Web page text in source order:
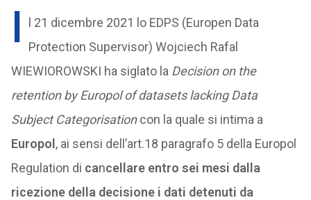
I
l 21 dicembre 2021 lo EDPS (Europen Data
Protection Supervisor) Wojciech Rafal
WIEWIOROWSKI ha siglato la Decision on the
retention by Europol of datasets lacking Data
Subject Categorisationcon la quale si intima a
Europol , ai sensi dell’art.18 paragrafo 5 della Europol
Regulation di cancellare entro sei mesi dalla
ricezione della decisione i dati detenuti da